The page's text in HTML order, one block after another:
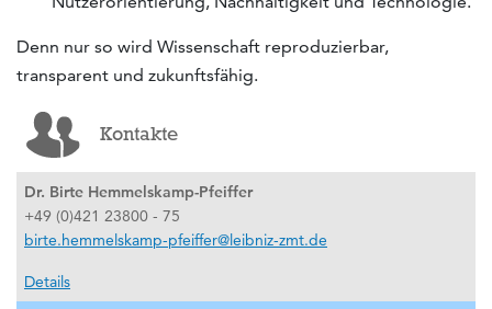
Denn nur so wird Wissenschaft reproduzierbar,
transparent und zukunftsfähig.
Kontakte
Dr. Birte Hemmelskamp-Pfeiffer
+49 (0)421 23800 - 75
birte.hemmelskamp-pfeiffer@leibniz-zmt.de
Details